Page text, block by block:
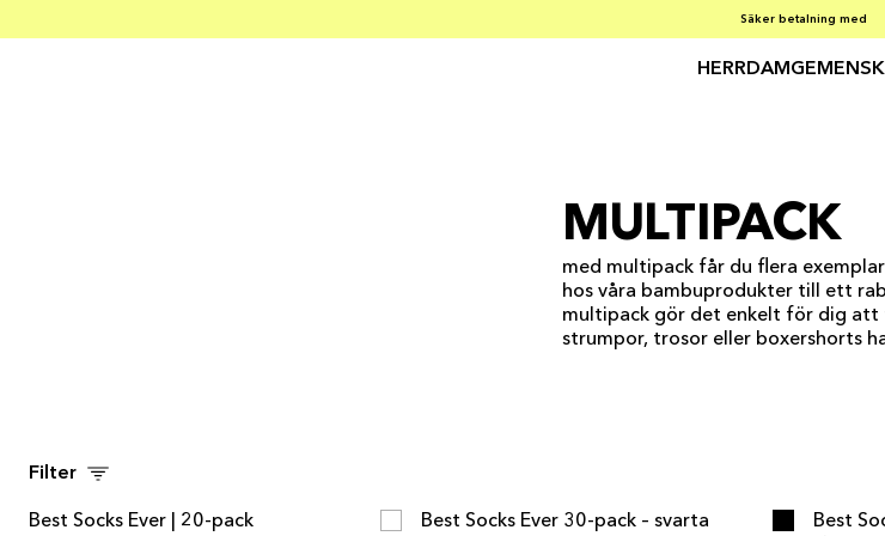
SOMMARREA – 30–50 % RABATT
FRI FRAKT PÅ KÖP ÖVER
Säker betalning med
HERRDAM
MULTIPACK
med multipack får du flera
hos våra bambuprodukter till ett
multipack gör det enkelt för dig att
strumpor, trosor eller boxershorts
Filter
MULTIPACK
Best Socks Ever | 20-pack MULTIPACK
Best Socks Ever 30-pack – svarta
Best